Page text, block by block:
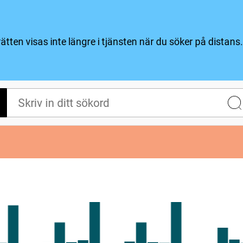
visas inte längre i tjänsten när du söker på distans.